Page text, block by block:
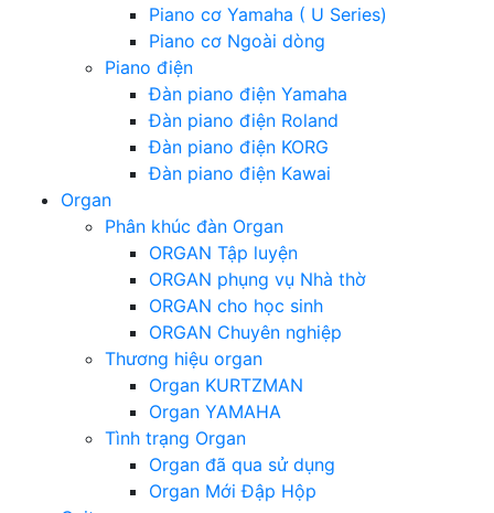
Piano cơ Yamaha ( U Series)
Piano cơ Ngoài dòng
Piano điện
Đàn piano điện Yamaha
Đàn piano điện Roland
Đàn piano điện KORG
Đàn piano điện Kawai
Organ
Phân khúc đàn Organ
ORGAN Tập luyện
ORGAN phụng vụ Nhà thờ
ORGAN cho học sinh
ORGAN Chuyên nghiệp
Thương hiệu organ
Organ KURTZMAN
Organ YAMAHA
Tình trạng Organ
Organ đã qua sử dụng
Organ Mới Đập Hộp